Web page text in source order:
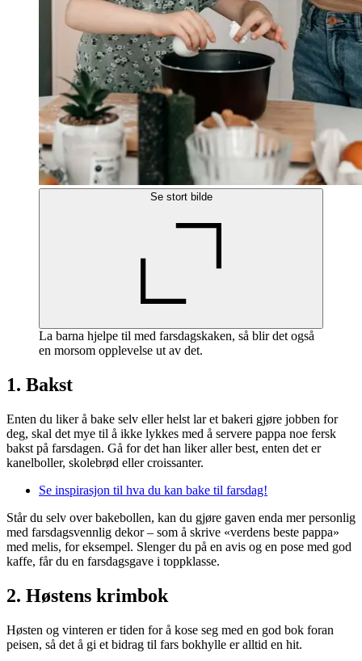
Se stort bilde
La barna hjelpe til med farsdagskaken, så blir det også
en morsom opplevelse ut av det.
1. Bakst
Enten du liker å bake selv eller helst lar et bakeri gjøre jobben for
deg, skal det mye til å ikke lykkes med å servere pappa noe fersk
bakst på farsdagen. Gå for det han liker aller best, enten det er
kanelboller, skolebrød eller croissanter.
Se inspirasjon til hva du kan bake til farsdag!
Står du selv over bakebollen, kan du gjøre gaven enda mer personlig
med farsdagsvennlig dekor – som å skrive «verdens beste pappa»
med melis, for eksempel. Slenger du på en avis og en pose med god
kaffe, får du en farsdagsgave i toppklasse.
2. Høstens krimbok
Høsten og vinteren er tiden for å kose seg med en god bok foran
peisen, så det å gi et bidrag til fars bokhylle er alltid en hit.